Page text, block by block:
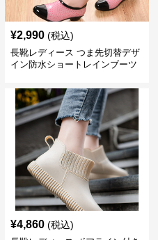
¥2,990 (税込)
長靴レディース つま先切替デザ
イン防水ショートレインブーツ
¥4,860 (税込)